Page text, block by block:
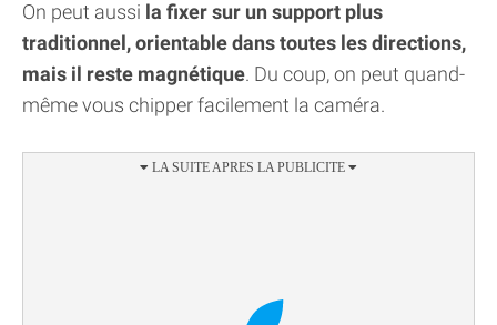
On peut aussi la fixer sur un support plus
traditionnel, orientable dans toutes les directions,
mais il reste magnétique. Du coup, on peut quand-
même vous chipper facilement la caméra.